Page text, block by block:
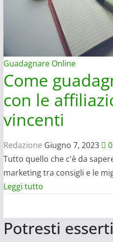
Guadagnare Online
Come
con le
vincenti
Redazione Giugno 7, 2023
0
Tutto quello che c'è da
marketing tra consigli e le
Leggi tuttoLeggi
su
Potresti